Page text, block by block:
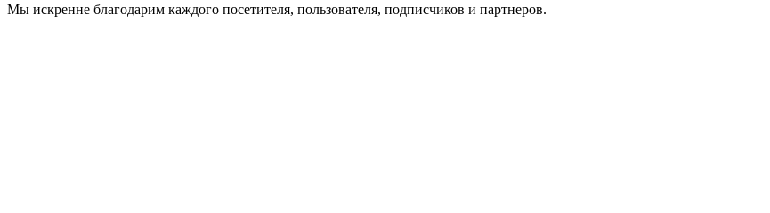
Мы искренне благодарим каждого посетителя, пользователя, подписчиков и партнеров.